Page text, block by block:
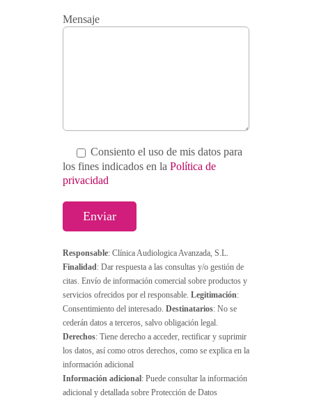
Mensaje
Consiento el uso de mis datos para
los fines indicados en la Política de
privacidad
Responsable: Clínica Audiologica Avanzada, S.L.
Finalidad: Dar respuesta a las consultas y/o gestión de
citas. Envío de información comercial sobre productos y
servicios ofrecidos por el responsable. Legitimación:
Consentimiento del interesado. Destinatarios: No se
cederán datos a terceros, salvo obligación legal.
Derechos: Tiene derecho a acceder, rectificar y suprimir
los datos, así como otros derechos, como se explica en la
información adicional
Información adicional: Puede consultar la información
adicional y detallada sobre Protección de Datos